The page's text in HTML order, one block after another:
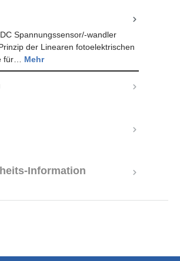
Spannungssensor/-wandler
der Linearen fotoelektrischen
für… Mehr
Information